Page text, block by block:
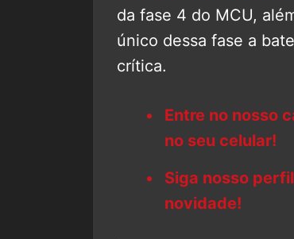
da fase 4 do MCU,
único dessa fase a
crítica.
Entre no nosso
no seu celular!
Siga nosso
novidade!